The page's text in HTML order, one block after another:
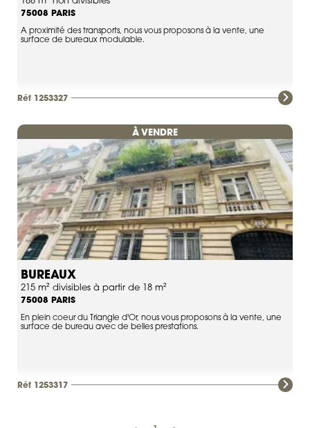
75008 PARIS
A proximité des transports, nous vous proposons à la vente, une
surface de bureaux modulable.
Réf 1253327
À VENDRE
BUREAUX
215 m² divisibles à partir de 18 m²
75008 PARIS
En plein coeur du Triangle d'Or, nous vous proposons à la vente, une
surface de bureau avec de belles prestations.
Réf 1253317